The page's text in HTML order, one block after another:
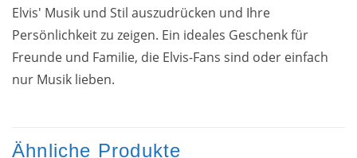
Elvis' Musik und Stil auszudrücken und Ihre
Persönlichkeit zu zeigen. Ein ideales Geschenk für
Freunde und Familie, die Elvis-Fans sind oder einfach
nur Musik lieben.
Ähnliche Produkte